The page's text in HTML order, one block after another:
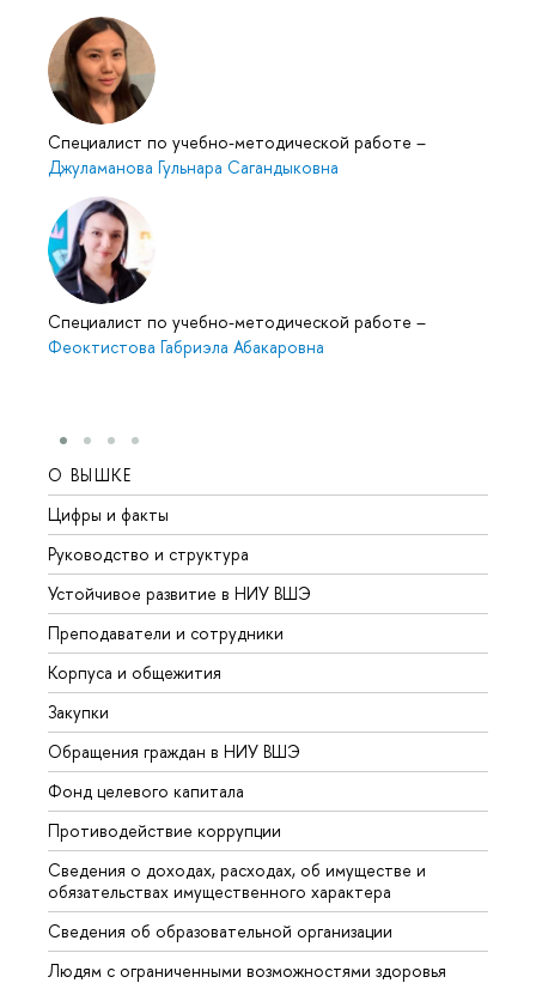
Специалист по учебно-методической работе –
Джуламанова Гульнара Сагандыковна
Специалист по учебно-методической работе –
Феоктистова Габриэла Абакаровна
О ВЫШКЕ
Цифры и факты
Руководство и структура
Устойчивое развитие в НИУ ВШЭ
Преподаватели и сотрудники
Корпуса и общежития
Закупки
Обращения граждан в НИУ ВШЭ
Фонд целевого капитала
Противодействие коррупции
Сведения о доходах, расходах, об имуществе и
обязательствах имущественного характера
Сведения об образовательной организации
Людям с ограниченными возможностями здоровья